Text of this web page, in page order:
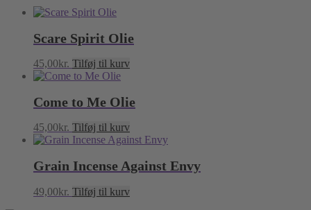
Scare Spirit Olie
45,00kr. Tilføj til kurv
Come to Me Olie
45,00kr. Tilføj til kurv
Grain Incense Against Envy
49,00kr. Tilføj til kurv